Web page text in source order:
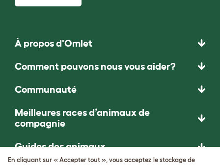
À propos d'Omlet
Comment pouvons nous vous aider?
Communauté
Meilleures races d’animaux de
compagnie
Guides des animaux
En cliquant sur « Accepter tout », vous acceptez le stockage de